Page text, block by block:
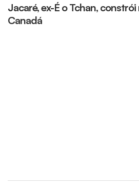
Jacaré, ex-É o Tchan,
Canadá